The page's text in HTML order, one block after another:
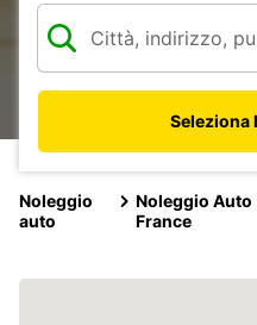
Seleziona
Noleggio
auto
Noleggio Auto
France